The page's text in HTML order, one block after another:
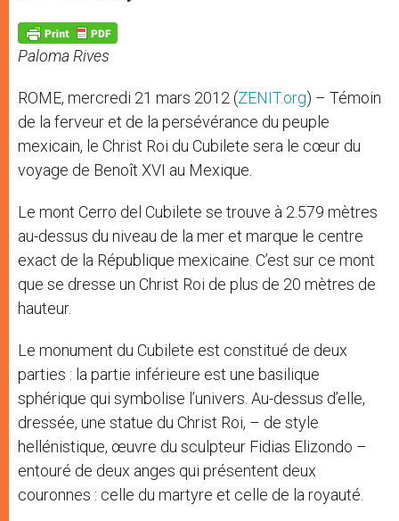
p
p
g
e
r
o
k
Paloma Rives
ROME, mercredi 21 mars 2012 (ZENIT.org) – Témoin
de la ferveur et de la persévérance du peuple
mexicain, le Christ Roi du Cubilete sera le cœur du
voyage de Benoît XVI au Mexique.
Le mont Cerro del Cubilete se trouve à 2.579 mètres
au-dessus du niveau de la mer et marque le centre
exact de la République mexicaine. C’est sur ce mont
que se dresse un Christ Roi de plus de 20 mètres de
hauteur.
Le monument du Cubilete est constitué de deux
parties : la partie inférieure est une basilique
sphérique qui symbolise l’univers. Au-dessus d’elle,
dressée, une statue du Christ Roi, – de style
hellénistique, œuvre du sculpteur Fidias Elizondo –
entouré de deux anges qui présentent deux
couronnes : celle du martyre et celle de la royauté.